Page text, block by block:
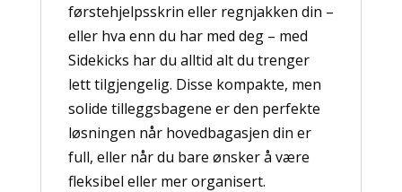
førstehjelpsskrin eller regnjakken din –
eller hva enn du har med deg – med
Sidekicks har du alltid alt du trenger
lett tilgjengelig. Disse kompakte, men
solide tilleggsbagene er den perfekte
løsningen når hovedbagasjen din er
full, eller når du bare ønsker å være
fleksibel eller mer organisert.